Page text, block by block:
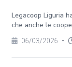
Legacoop Liguria
che anche le
06/03/2026 •